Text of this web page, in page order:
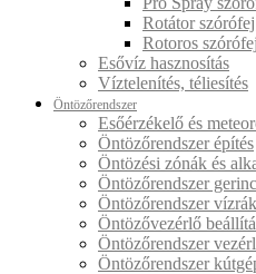
Rotátor
Rotoros
Esővíz hasznosítás
Víztelenítés, téliesítés
Öntözőrendszer
Esőérzékelő és
Öntözőrendszer építés
Öntözési zónák és
Öntözőrendszer
Öntözőrendszer
Öntözővezérlő
Öntözőrendszer
Öntözőrendszer